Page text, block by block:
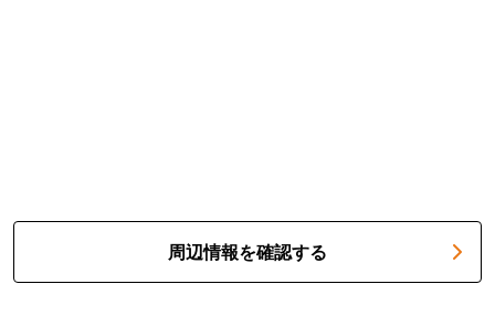
周辺情報を確認する